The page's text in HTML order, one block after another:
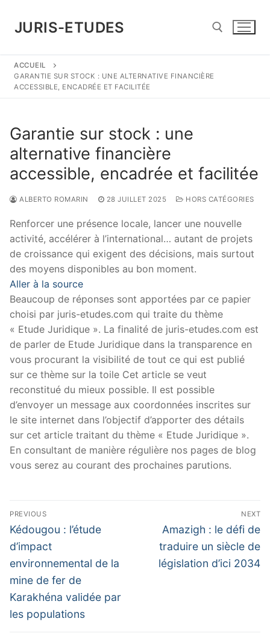
contenu
JURIS-ETUDES
ACCUEIL
GARANTIE SUR STOCK : UNE ALTERNATIVE FINANCIÈRE
ACCESSIBLE, ENCADRÉE ET FACILITÉE
Garantie sur stock : une
alternative financière
accessible, encadrée et facilitée
ALBERTO ROMARIN 28 JUILLET 2025 HORS CATÉGORIES
Renforcer une présence locale, lancer une nouvelle
activité, accélérer à l’international… autant de projets
de croissance qui exigent des décisions, mais surtout
des moyens disponibles au bon moment.
Aller à la source
Beaucoup de réponses sont apportées par ce papier
choisi par juris-etudes.com qui traite du thème
« Etude Juridique ». La finalité de juris-etudes.com est
de parler de Etude Juridique dans la transparence en
vous procurant la visibilité de tout ce qui est publié
sur ce thème sur la toile Cet article se veut
reconstitué du mieux possible. Il est possible
d’envoyer un message aux coordonnées inscrites sur
le site internet dans l’objectif d’apporter des détails
sur cet article traitant du thème « Etude Juridique ».
En consultant de manière régulière nos pages de blog
vous serez au courant des prochaines parutions.
Navigation
de
l’article
PREVIOUS
Previous
post:
Kédougou : l’étude
d’impact
environnemental de la
mine de fer de
Karakhéna validée par
les populations
NEXT
Next
post:
Amazigh : le défi de
traduire un siècle de
législation d’ici 2034